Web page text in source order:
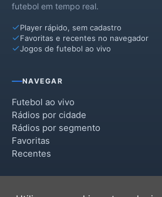
futebol em tempo real.
Player rápido, sem cadastro
Favoritas e recentes no navegador
Jogos de futebol ao vivo
NAVEGAR
Futebol ao vivo
Rádios por cidade
Rádios por segmento
Favoritas
Recentes